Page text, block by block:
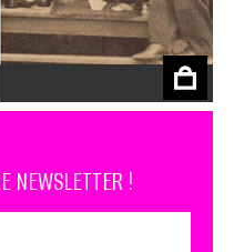
€
NEWSLETTER !